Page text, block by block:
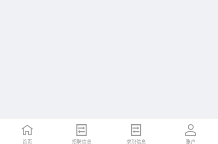
首页 招聘信息 求职信息 账户